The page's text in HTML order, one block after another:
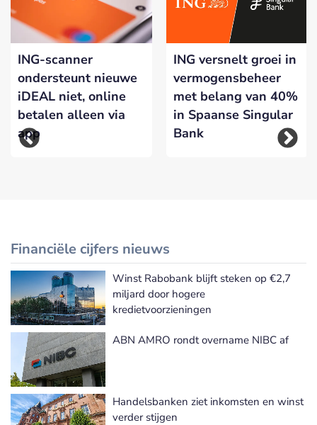
ING-scanner
ondersteunt nieuwe
iDEAL niet, online
betalen alleen via
app
ING versnelt groei in
vermogensbeheer
met belang van 40%
in Spaanse Singular
Bank
Financiële cijfers nieuws
Meer Financiële cijfers nieuws
Winst Rabobank blijft steken op €2,7
miljard door hogere
kredietvoorzieningen
ABN AMRO rondt overname NIBC af
Handelsbanken ziet inkomsten en winst
verder stijgen